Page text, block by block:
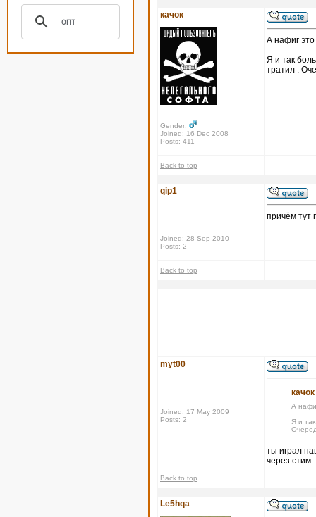
качок
Gender:
Joined: 16 Dec 2008
Posts: 411
А нафиг
Я и так
тратил .
Back to top
qip1
Joined: 28 Sep 2010
Posts: 2
причём тут
Back to top
myt00
Joined: 17 May 2009
Posts: 2
А
Я и
ты играл
через стим
Back to top
Le5hqa